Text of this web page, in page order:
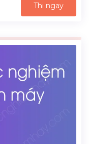
Thi ngay